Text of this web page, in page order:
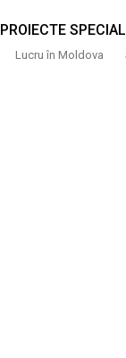
PROIECTE
Lucru în Moldova